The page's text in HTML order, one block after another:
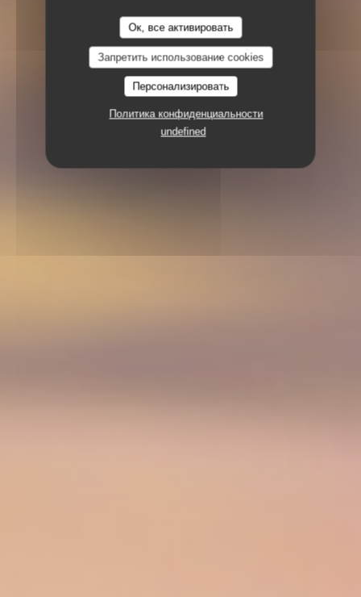
Ок, все активировать
Запретить использование cookies
Персонализировать
Политика конфиденциальности
undefined